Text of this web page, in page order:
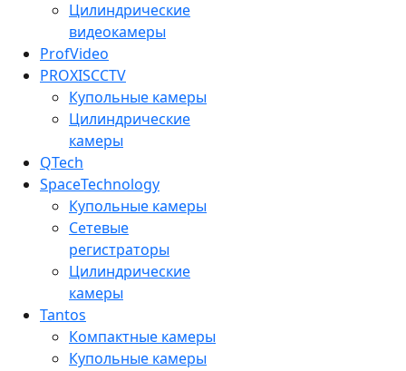
Цилиндрические
видеокамеры
ProfVideo
PROXISCCTV
Купольные камеры
Цилиндрические
камеры
QTech
SpaceTechnology
Купольные камеры
Сетевые
регистраторы
Цилиндрические
камеры
Tantos
Компактные камеры
Купольные камеры